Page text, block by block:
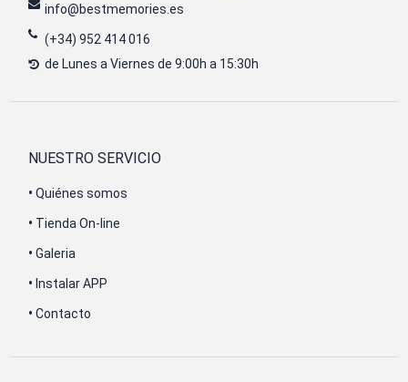
info@bestmemories.es
(+34) 952 414 016
de Lunes a Viernes de 9:00h a 15:30h
NUESTRO SERVICIO
• Quiénes somos
• Tienda On-line
• Galeria
• Instalar APP
• Contacto